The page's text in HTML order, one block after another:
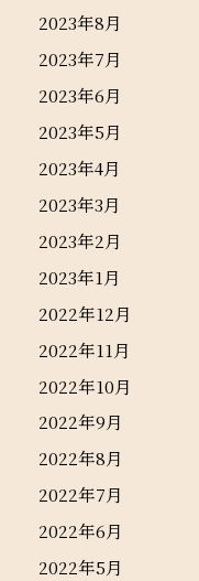
2023年8月
2023年7月
2023年6月
2023年5月
2023年4月
2023年3月
2023年2月
2023年1月
2022年12月
2022年11月
2022年10月
2022年9月
2022年8月
2022年7月
2022年6月
2022年5月